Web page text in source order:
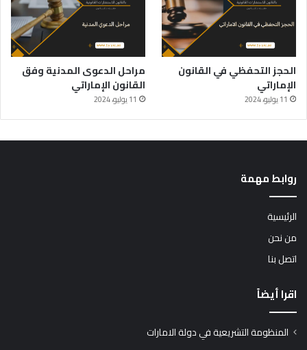
الحجز التحفظي في القانون
الإماراتي
11 يوليو، 2024
مراحل الدعوى المدنية وفق
القانون الإماراتي
11 يوليو، 2024
روابط مهمة
الرئيسية
من نحن
اتصل بنا
اقرا أيضاً
المنظومة التشريعية في دولة الامارات